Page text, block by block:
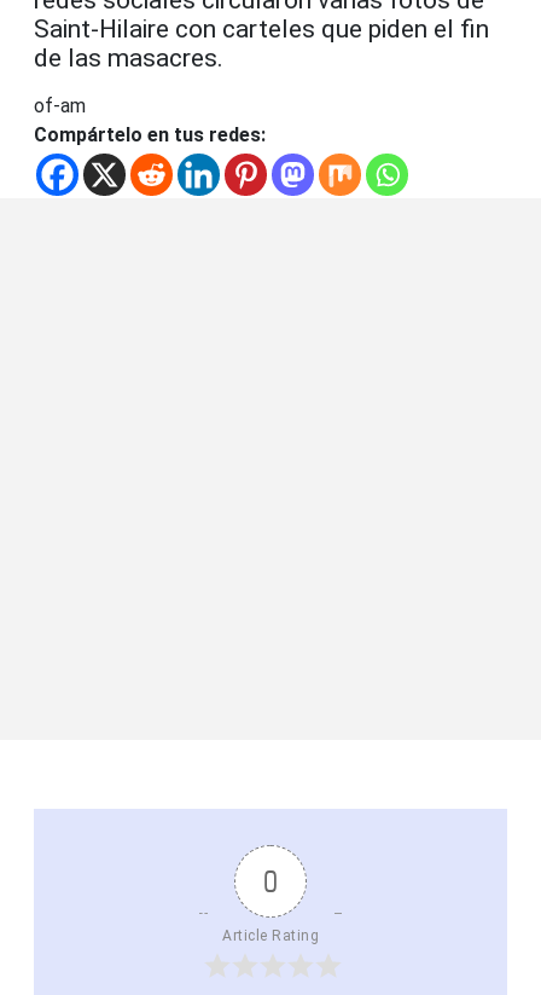
Saint-Hilaire con carteles que piden el fin
de las masacres.
of-am
Compártelo en tus redes:
0
Article Rating